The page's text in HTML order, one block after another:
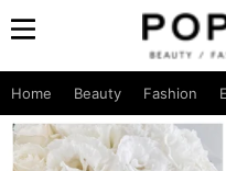
Home Beauty Fashion